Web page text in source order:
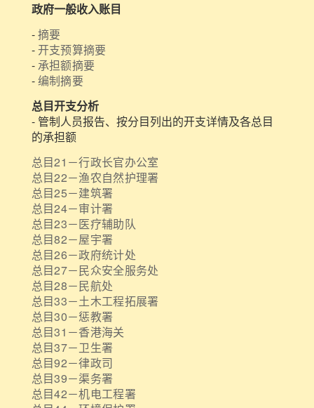
政府一般收入账目
-摘要
-开支预算摘要
-承担额摘要
-编制摘要
总目开支分析
- 管制人员报告、按分目列出的开支详情及各总目
的承担额
总目21－行政长官办公室
总目22－渔农自然护理署
总目25－建筑署
总目24－审计署
总目23－医疗辅助队
总目82－屋宇署
总目26－政府统计处
总目27－民众安全服务处
总目28－民航处
总目33－土木工程拓展署
总目30－惩教署
总目31－香港海关
总目37－卫生署
总目92－律政司
总目39－渠务署
总目42－机电工程署